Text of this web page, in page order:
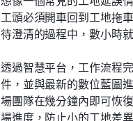
工頭必須開車回到工地拖
待澄清的過程中，數小時
透過智慧平台，工作流程
件，並與最新的數位藍圖
場團隊在幾分鐘內即可恢
場進度，防止小的工地差